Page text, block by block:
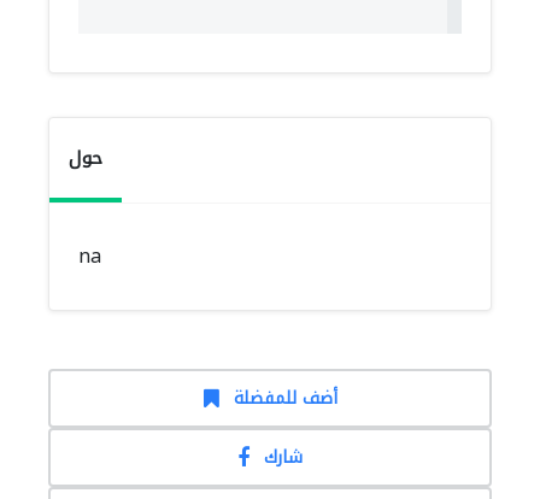
حول
na
أضف للمفضلة
شارك